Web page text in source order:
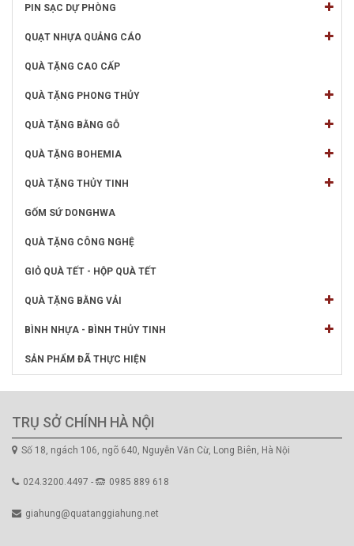
PIN SẠC DỰ PHÒNG
QUẠT NHỰA QUẢNG CÁO
QUÀ TẶNG CAO CẤP
QUÀ TẶNG PHONG THỦY
QUÀ TẶNG BẰNG GỖ
QUÀ TẶNG BOHEMIA
QUÀ TẶNG THỦY TINH
GỐM SỨ DONGHWA
QUÀ TẶNG CÔNG NGHỆ
GIỎ QUÀ TẾT - HỘP QUÀ TẾT
QUÀ TẶNG BẰNG VẢI
BÌNH NHỰA - BÌNH THỦY TINH
SẢN PHẨM ĐÃ THỰC HIỆN
TRỤ SỞ CHÍNH HÀ NỘI
Số 18, ngách 106, ngõ 640, Nguyễn Văn Cừ, Long Biên, Hà Nội
024.3200.4497 - 0985 889 618
giahung@quatanggiahung.net